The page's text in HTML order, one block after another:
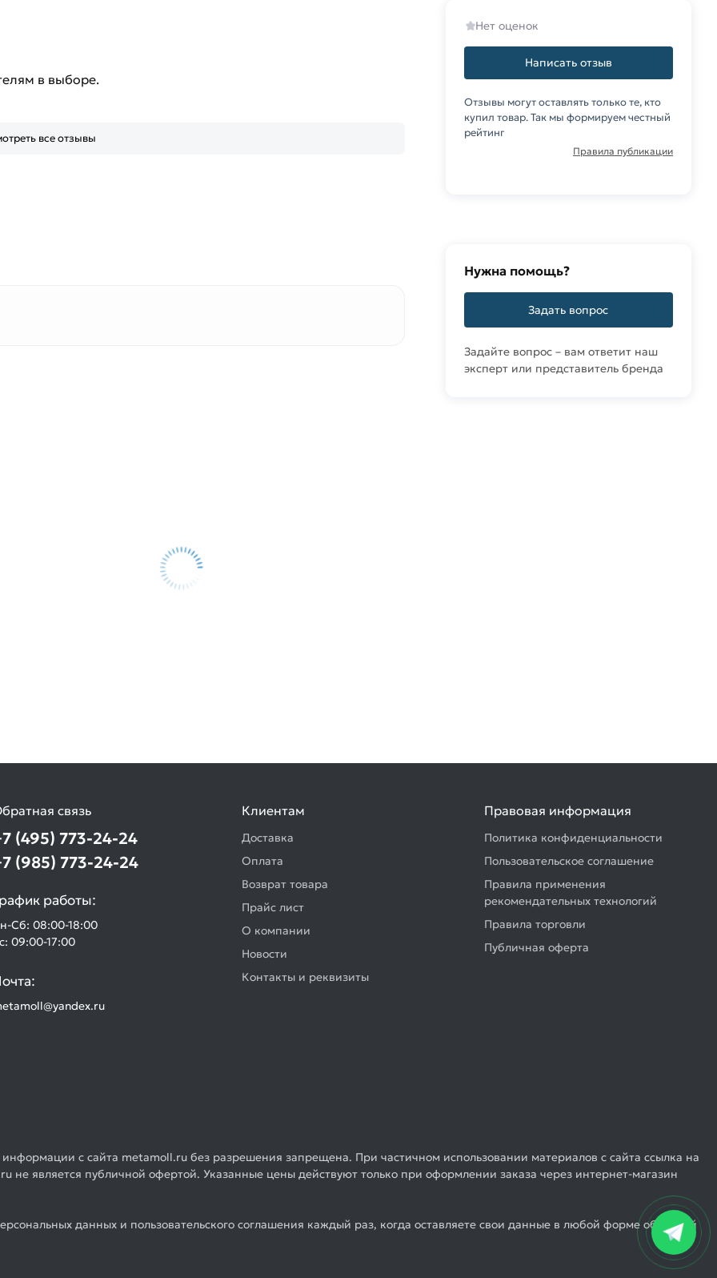
в выборе.
все отзывы
Нет оценок
Написать отзыв
Отзывы могут оставлять только те, кто
купил товар. Так мы формируем честный
рейтинг
Правила публикации
Нужна помощь?
Задать вопрос
Задайте вопрос – вам ответит наш
эксперт или представитель бренда
связь
(495) 773-24-24
(985) 773-24-24
работы:
Сб: 08:00-18:00
09:00-17:00
Клиентам
Доставка
Оплата
Возврат товара
Прайс лист
О компании
Новости
Контакты и реквизиты
Правовая информация
Политика конфиденциальности
Пользовательское соглашение
Правила применения
рекомендательных технологий
Правила торговли
Публичная оферта
с сайта metamoll.ru без разрешения запрещена. При частичном использовании материалов с сайта ссылка на
не является публичной офертой. Указанные цены действуют только при оформлении заказа через интернет-магазин
данных и пользовательского соглашения каждый раз, когда оставляете свои данные в любой форме обратной